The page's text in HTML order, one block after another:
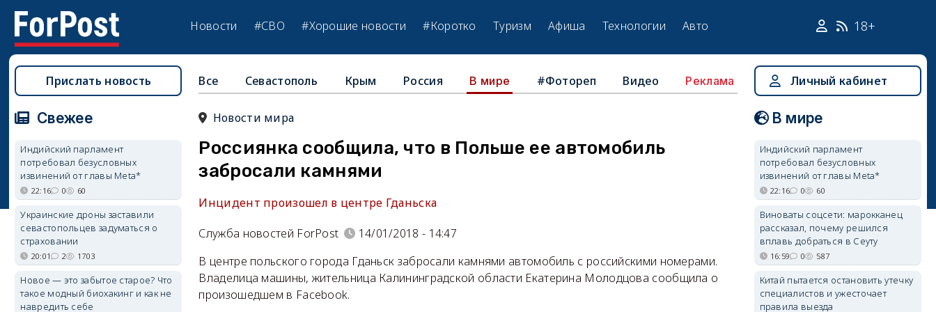
Новости #СВО #Хорошие новости #Коротко Туризм Афиша Технологии Авто 18+
Все Севастополь Крым Россия В мире #Фотореп Видео Реклама
Новости мира
Россиянка сообщила, что в Польше ее автомобиль
забросали камнями
Инцидент произошел в центре Гданьска
Служба новостей ForPost
14/01/2018 - 14:47
В центре польского города Гданьск забросали камнями автомобиль с российскими номерами.
Владелица машины, жительница Калининградской области Екатерина Молодцова сообщила о
произошедшем в Facebook.
Прислать новость
Свежее
Индийский парламент
потребовал безусловных
извинений от главы Meta*
22:16 0 60
Украинские дроны заставили
севастопольцев задуматься о
страховании
20:01 2 1703
Новое — это забытое старое? Что
такое модный биохакинг и как не
навредить себе
Личный кабинет
В мире
Индийский парламент
потребовал безусловных
извинений от главы Meta*
22:16 0 60
Виноваты соцсети: марокканец
рассказал, почему решился
вплавь добраться в Сеуту
16:59 0 587
Китай пытается остановить утечку
специалистов и ужесточает
правила выезда